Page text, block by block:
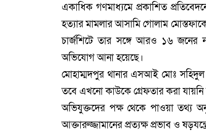
একাধিক গণমাধ্যমে প্রকাশিত
হত্যার মামলার আসামি গোলাম
চার্জশিটে তার সঙ্গে আরও ১৬ জনের
অভিযোগ আনা হয়েছে।
মোহাম্মদপুর থানার এসআই মোঃ সহিদুল
তবে এখনো কাউকে গ্রেফতার করা
অভিযুক্তদের পক্ষ থেকে পাওয়া তথ্য
আক্তারুজ্জামানের প্রত্যক্ষ প্রভাব ও